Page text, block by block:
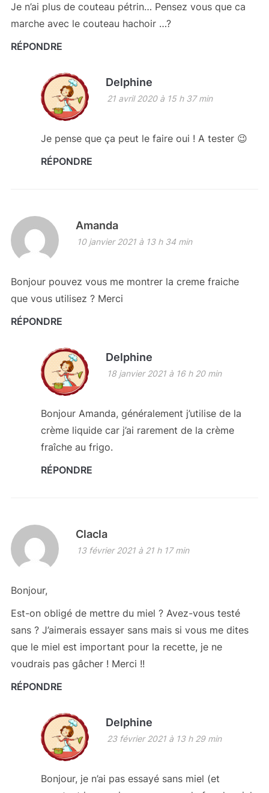
Je n’ai plus de couteau pétrin… Pensez vous que ca
marche avec le couteau hachoir …?
RÉPONDRE
Delphine
21 avril 2020 à 15 h 37 min
Je pense que ça peut le faire oui ! A tester 😉
RÉPONDRE
Amanda
10 janvier 2021 à 13 h 34 min
Bonjour pouvez vous me montrer la creme fraiche
que vous utilisez ? Merci
RÉPONDRE
Delphine
18 janvier 2021 à 16 h 20 min
Bonjour Amanda, généralement j’utilise de la
crème liquide car j’ai rarement de la crème
fraîche au frigo.
RÉPONDRE
Clacla
13 février 2021 à 21 h 17 min
Bonjour,
Est-on obligé de mettre du miel ? Avez-vous testé
sans ? J’aimerais essayer sans mais si vous me dites
que le miel est important pour la recette, je ne
voudrais pas gâcher ! Merci !!
RÉPONDRE
Delphine
23 février 2021 à 13 h 29 min
Bonjour, je n’ai pas essayé sans miel (et